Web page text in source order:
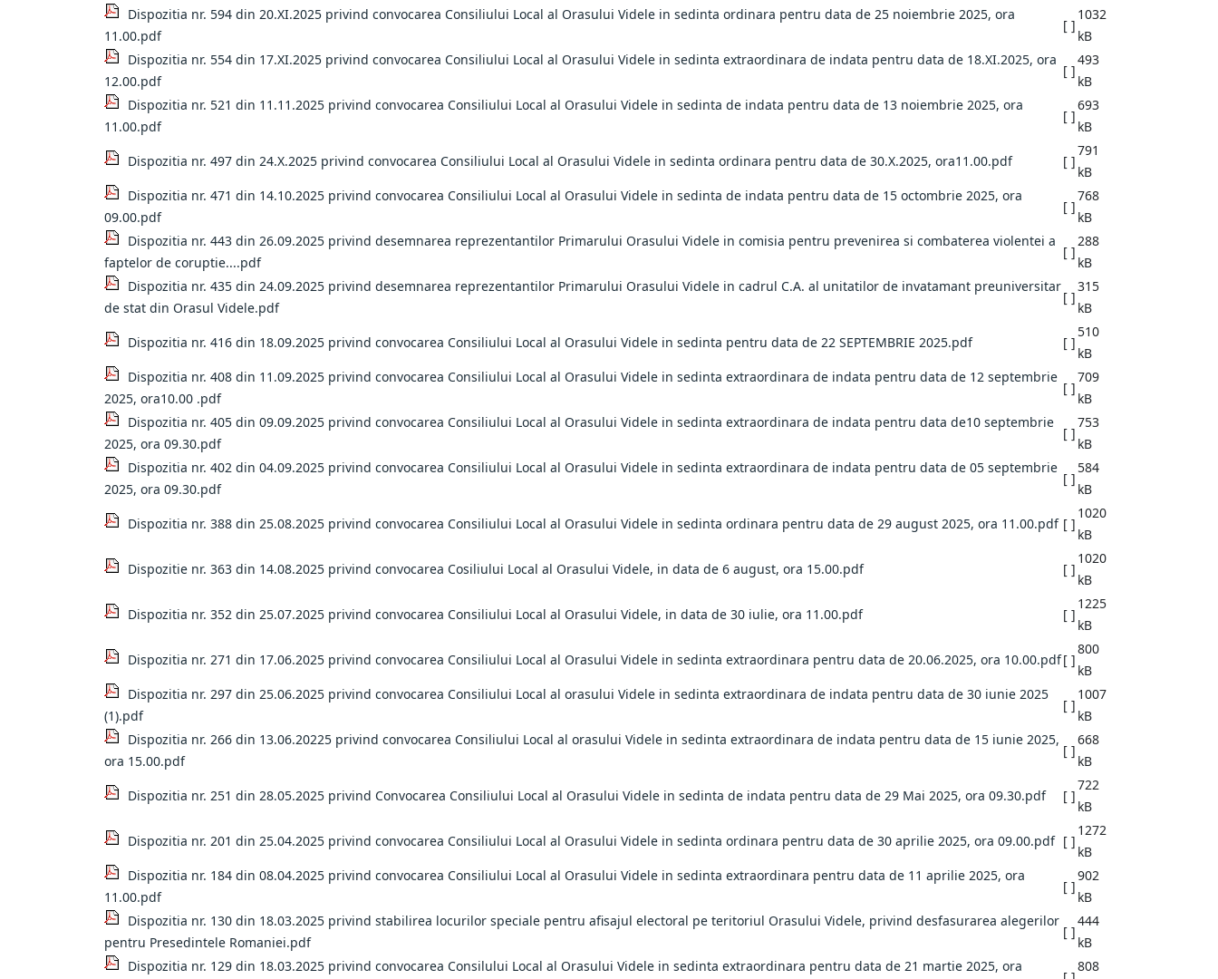
Dispozitia nr. 594 din 20.XI.2025 privind convocarea Consiliului Local al Orasului Videle in sedinta ordinara pentru data de 25 noiembrie 2025, ora
11.00.pdf
[ ]
1032
kB
Dispozitia nr. 554 din 17.XI.2025 privind convocarea Consiliului Local al Orasului Videle in sedinta extraordinara de indata pentru data de 18.XI.2025, ora
12.00.pdf
[ ]
493
kB
Dispozitia nr. 521 din 11.11.2025 privind convocarea Consiliului Local al Orasului Videle in sedinta de indata pentru data de 13 noiembrie 2025, ora
11.00.pdf
[ ]
693
kB
Dispozitia nr. 497 din 24.X.2025 privind convocarea Consiliului Local al Orasului Videle in sedinta ordinara pentru data de 30.X.2025, ora11.00.pdf
[ ]
791
kB
Dispozitia nr. 471 din 14.10.2025 privind convocarea Consiliului Local al Orasului Videle in sedinta de indata pentru data de 15 octombrie 2025, ora
09.00.pdf
[ ]
768
kB
Dispozitia nr. 443 din 26.09.2025 privind desemnarea reprezentantilor Primarului Orasului Videle in comisia pentru prevenirea si combaterea violentei a
faptelor de coruptie....pdf
[ ]
288
kB
Dispozitia nr. 435 din 24.09.2025 privind desemnarea reprezentantilor Primarului Orasului Videle in cadrul C.A. al unitatilor de invatamant preuniversitar
de stat din Orasul Videle.pdf
[ ]
315
kB
Dispozitia nr. 416 din 18.09.2025 privind convocarea Consiliului Local al Orasului Videle in sedinta pentru data de 22 SEPTEMBRIE 2025.pdf
[ ]
510
kB
Dispozitia nr. 408 din 11.09.2025 privind convocarea Consiliului Local al Orasului Videle in sedinta extraordinara de indata pentru data de 12 septembrie
2025, ora10.00 .pdf
[ ]
709
kB
Dispozitia nr. 405 din 09.09.2025 privind convocarea Consiliului Local al Orasului Videle in sedinta extraordinara de indata pentru data de10 septembrie
2025, ora 09.30.pdf
[ ]
753
kB
Dispozitia nr. 402 din 04.09.2025 privind convocarea Consiliului Local al Orasului Videle in sedinta extraordinara de indata pentru data de 05 septembrie
2025, ora 09.30.pdf
[ ]
584
kB
Dispozitia nr. 388 din 25.08.2025 privind convocarea Consiliului Local al Orasului Videle in sedinta ordinara pentru data de 29 august 2025, ora 11.00.pdf [ ]
1020
kB
Dispozitie nr. 363 din 14.08.2025 privind convocarea Cosiliului Local al Orasului Videle, in data de 6 august, ora 15.00.pdf
[ ]
1020
kB
Dispozitia nr. 352 din 25.07.2025 privind convocarea Consiliului Local al Orasului Videle, in data de 30 iulie, ora 11.00.pdf
[ ]
1225
kB
Dispozitia nr. 271 din 17.06.2025 privind convocarea Consiliului Local al Orasului Videle in sedinta extraordinara pentru data de 20.06.2025, ora 10.00.pdf[ ]
800
kB
Dispozitia nr. 297 din 25.06.2025 privind convocarea Consiliului Local al orasului Videle in sedinta extraordinara de indata pentru data de 30 iunie 2025
(1).pdf
[ ]
1007
kB
Dispozitia nr. 266 din 13.06.20225 privind convocarea Consiliului Local al orasului Videle in sedinta extraordinara de indata pentru data de 15 iunie 2025,
ora 15.00.pdf
[ ]
668
kB
Dispozitia nr. 251 din 28.05.2025 privind Convocarea Consiliului Local al Orasului Videle in sedinta de indata pentru data de 29 Mai 2025, ora 09.30.pdf
[ ]
722
kB
Dispozitia nr. 201 din 25.04.2025 privind convocarea Consiliului Local al Orasului Videle in sedinta ordinara pentru data de 30 aprilie 2025, ora 09.00.pdf [ ]
1272
kB
Dispozitia nr. 184 din 08.04.2025 privind convocarea Consiliului Local al Orasului Videle in sedinta extraordinara pentru data de 11 aprilie 2025, ora
11.00.pdf
[ ]
902
kB
Dispozitia nr. 130 din 18.03.2025 privind stabilirea locurilor speciale pentru afisajul electoral pe teritoriul Orasului Videle, privind desfasurarea alegerilor
pentru Presedintele Romaniei.pdf
[ ]
444
kB
Dispozitia nr. 129 din 18.03.2025 privind convocarea Consilului Local al Orasului Videle in sedinta extraordinara pentru data de 21 martie 2025, ora
808